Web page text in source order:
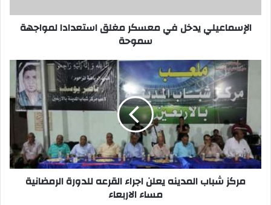
الإسماعيلي يدخل في معسكر مغلق استعدادا لمواجهة
سموحة
مركز
شباب
المدينه
يعلن
القرعه
للدورة
الرمضانية
مساء
الاربعاءمركز شباب المدينه يعلن اجراء القرعه للدورة الرمضانية
مساء الاربعاء